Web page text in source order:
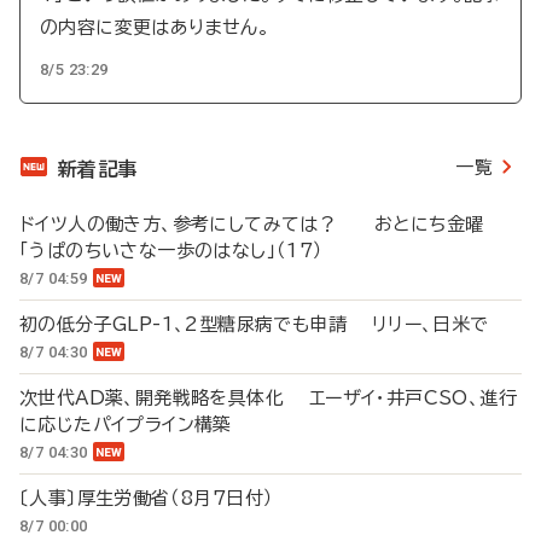
の内容に変更はありません。
8/5 23:29
新着記事 一覧
ドイツ人の働き方、参考にしてみては？ おとにち金曜
「うぱのちいさな一歩のはなし」（17）
8/7 04:59
初の低分子GLP-1、2型糖尿病でも申請 リリー、日米で
8/7 04:30
次世代AD薬、開発戦略を具体化 エーザイ・井戸CSO、進行
に応じたパイプライン構築
8/7 04:30
〔人事〕厚生労働省（8月7日付）
8/7 00:00